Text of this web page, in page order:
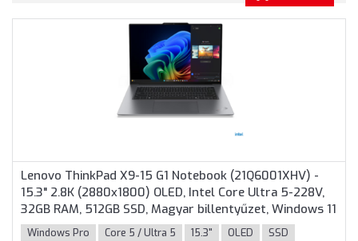
Lenovo ThinkPad X9-15 G1 Notebook (21Q6001XHV) -
15.3" 2.8K (2880x1800) OLED, Intel Core Ultra 5-228V,
32GB RAM, 512GB SSD, Magyar billentyűzet, Windows 11
Professional, 3 év garancia, Szürke színben
Windows Pro Core 5 / Ultra 5 15.3" OLED
SSD